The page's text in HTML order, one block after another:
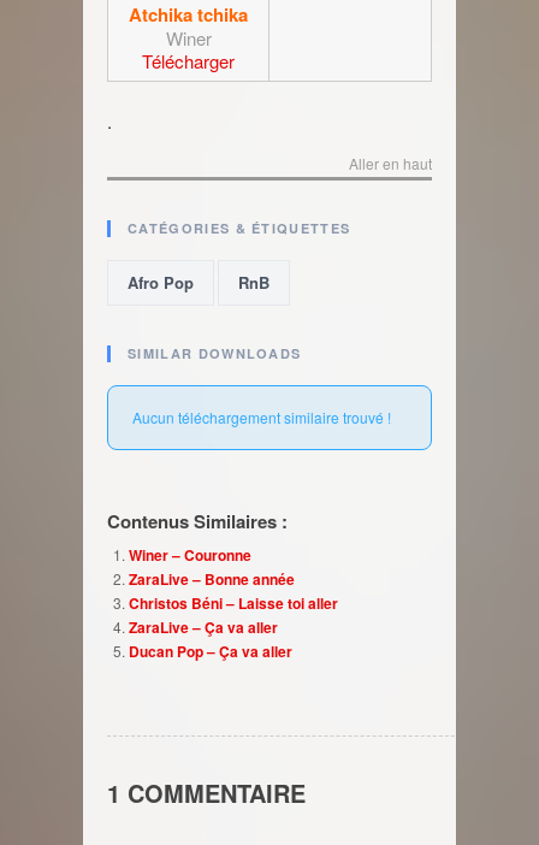
Atchika tchika
Winer
Télécharger
.
Aller en haut
CATÉGORIES & ÉTIQUETTES
Afro Pop RnB
SIMILAR DOWNLOADS
Aucun téléchargement similaire trouvé !
Contenus Similaires :
Winer – Couronne
ZaraLive – Bonne année
Christos Béni – Laisse toi aller
ZaraLive – Ça va aller
Ducan Pop – Ça va aller
1 COMMENTAIRE